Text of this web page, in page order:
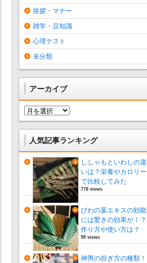
挨拶・マナー
雑学・豆知識
心理テスト
未分類
アーカイブ
ア
ー
カ
ブ
人気記事ランキング
ししゃもといわしの違
いは？栄養やカロリー
で比較してみた
778 views
びわの葉エキスの効能
には驚きの効果が！？
作り方や使い方は？
99 views
神輿の担ぎ方の種類！